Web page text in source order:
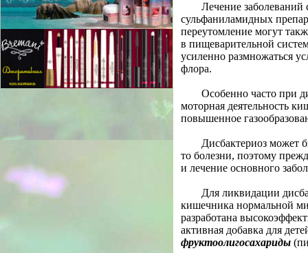
Лечение
сульфаниламидных
переутомление могут
в пищеварительной
усиленно размножаться
флора.
Особенно часто при
моторная деятельность
повышенное
Дисбактериоз может
то болезни, поэтому
и лечение основного
Для ликвидации
кишечника нормальной
разработана
активная добавка для
фруктоолигосахариды